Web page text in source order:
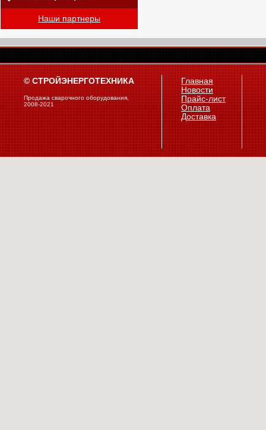
Наши партнеры
© СТРОЙЭНЕРГОТЕХНИКА
Продажа сварочного оборудования,
2008-2021
Главная
Новости
Прайс-лист
Оплата
Доставка